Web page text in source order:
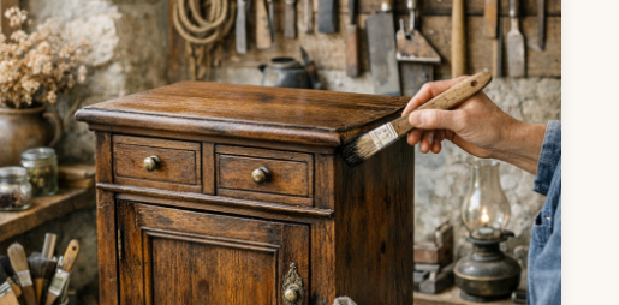
Démarches & succession →
Maison & déco →
Lifestyle & art de vivre →